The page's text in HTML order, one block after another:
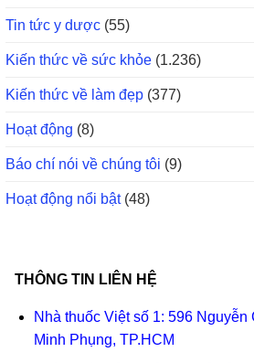
Tin tức y dược (55)
Kiến thức về sức khỏe (1.236)
Kiến thức về làm đẹp (377)
Hoạt động (8)
Báo chí nói về chúng tôi (9)
Hoạt động nổi bật(48)
THÔNG TIN LIÊN HỆ
Nhà thuốc Việt số 1: 596
Minh Phụng, TP.HCM